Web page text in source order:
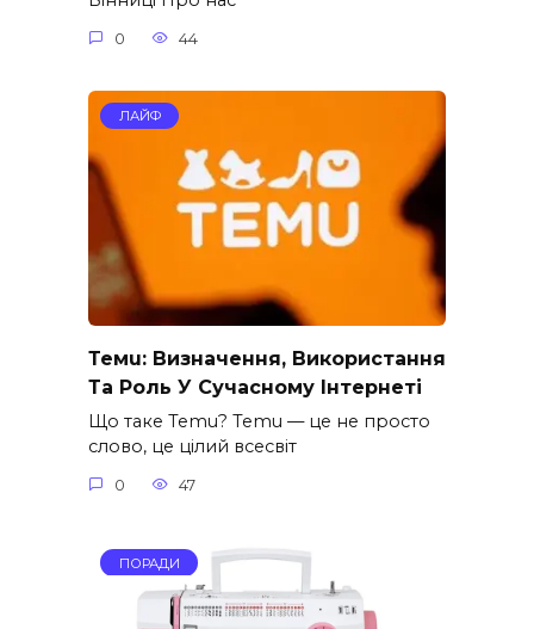
0 44
ЛАЙФ
Темu: Визначення, Використання
Та Роль У Сучасному Інтернеті
Що таке Temu? Temu — це не просто
слово, це цілий всесвіт
0 47
ПОРАДИ